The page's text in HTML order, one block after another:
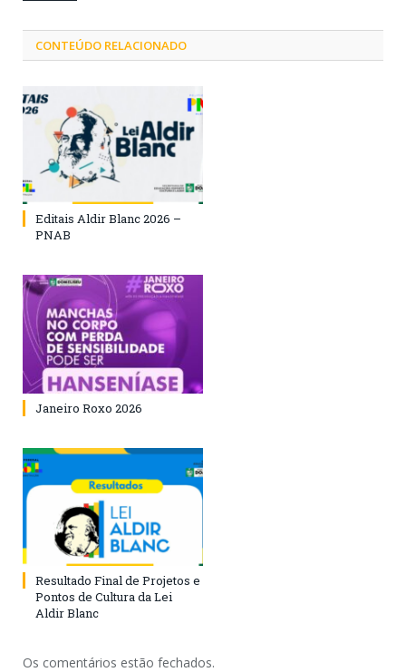
CONTEÚDO RELACIONADO
Editais Aldir Blanc 2026 –
PNAB
Janeiro Roxo 2026
Resultado Final de Projetos e
Pontos de Cultura da Lei
Aldir Blanc
Os comentários estão fechados.